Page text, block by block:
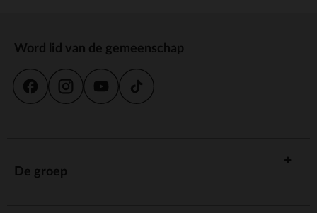
Word lid van de gemeenschap
De groep